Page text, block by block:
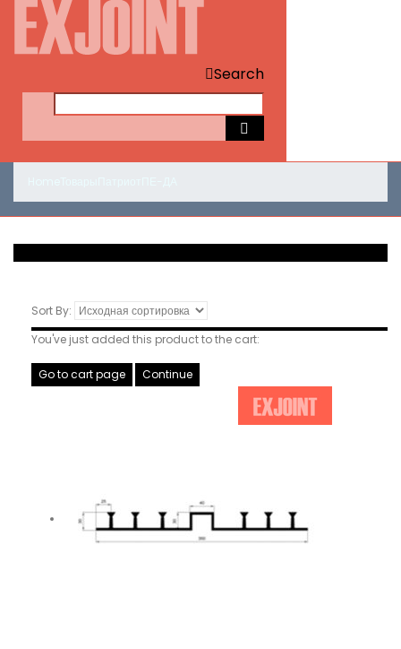
Search
Sort By:
You've just added this product to the cart:
Go to cart page Continue